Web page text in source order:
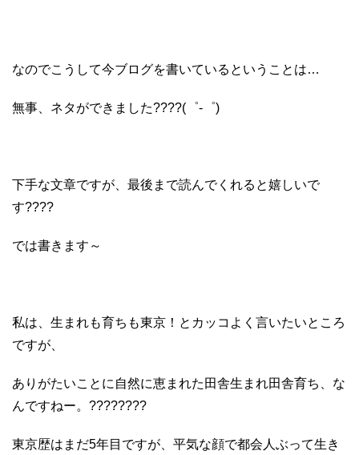
なのでこうして今ブログを書いているということは…
無事、ネタができました????(゜-゜)
下手な文章ですが、最後まで読んでくれると嬉しいで
す????
では書きます～
私は、生まれも育ちも東京！とカッコよく言いたいところ
ですが、
ありがたいことに自然に恵まれた田舎生まれ田舎育ち、な
んですねー。????????
東京歴はまだ5年目ですが、平気な顔で都会人ぶって生き